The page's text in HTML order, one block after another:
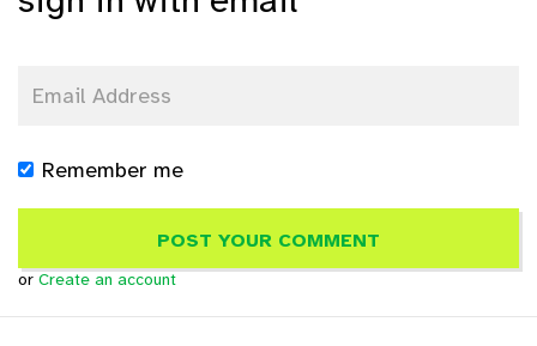
Remember me
or Create an account